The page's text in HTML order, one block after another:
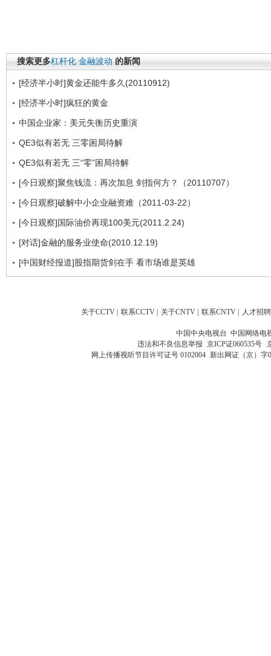
搜索更多杠杆化 金融波动 的新闻
[经济半小时]黄金还能牛多久(20110912)
[经济半小时]疯狂的黄金
中国企业家：美元失衡历史重演
QE3似有若无 三零困局待解
QE3似有若无 三“零”困局待解
[今日观察]聚焦钱流：再次加息 剑指何方？（20110707）
[今日观察]破解中小企业融资难（2011-03-22）
[今日观察]国际油价再现100美元(2011.2.24)
[对话]金融的服务业使命(2010.12.19)
[中国财经报道]股指期货剑在手 看市场谁是英雄
关于CCTV | 联系CCTV | 关于CNTV | 联系CNTV | 人才招聘
中国中央电视台 中国网络电
违法和不良信息举报 京ICP证060535号
网上传播视听节目许可证号 0102004 新出网证（京）